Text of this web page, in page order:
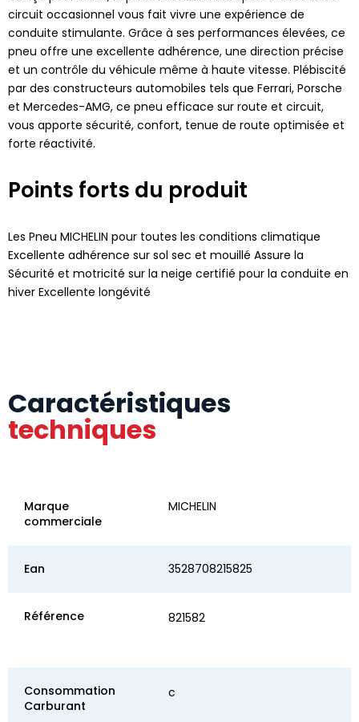
circuit occasionnel vous fait vivre une expérience de
conduite stimulante. Grâce à ses performances élevées, ce
pneu offre une excellente adhérence, une direction précise
et un contrôle du véhicule même à haute vitesse. Plébiscité
par des constructeurs automobiles tels que Ferrari, Porsche
et Mercedes-AMG, ce pneu efficace sur route et circuit,
vous apporte sécurité, confort, tenue de route optimisée et
forte réactivité.
Points forts du produit
Les Pneu MICHELIN pour toutes les conditions climatique
Excellente adhérence sur sol sec et mouillé Assure la
Sécurité et motricité sur la neige certifié pour la conduite en
hiver Excellente longévité
Caractéristiques
techniques
Marque
commerciale
MICHELIN
Ean 3528708215825
Référence 821582
Consommation
Carburant
c